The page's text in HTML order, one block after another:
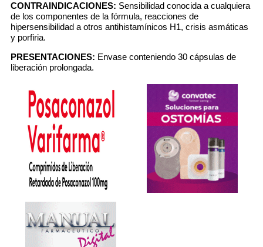
CONTRAINDICACIONES: Sensibilidad conocida a cualquiera
de los componentes de la fórmula, reacciones de
hipersensibilidad a otros antihistamínicos H1, crisis asmáticas
y porfiria.
PRESENTACIONES: Envase conteniendo 30 cápsulas de
liberación prolongada.